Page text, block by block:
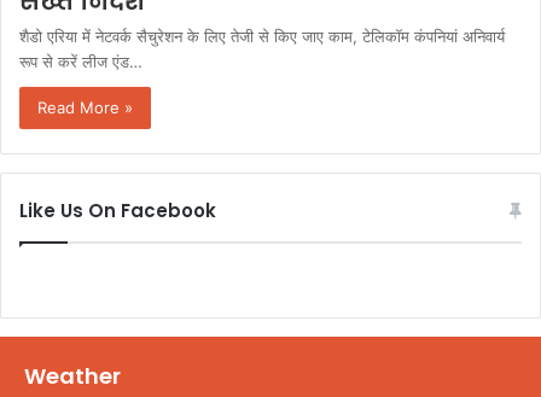
शैडो एरिया में नेटवर्क सैचुरेशन के लिए तेजी से किए जाए काम, टेलिकॉम कंपनियां अनिवार्य
रूप से करें लीज एंड…
Read More »
Like Us On Facebook
Weather